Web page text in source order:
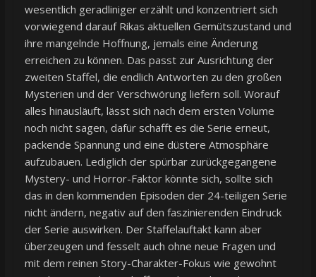
wesentlich geradliniger erzählt und konzentriert sich
vorwiegend darauf Rikas aktuellen Gemütszustand und
ihre mangelnde Hoffnung, jemals eine Änderung
erreichen zu können. Das passt zur Ausrichtung der
zweiten Staffel, die endlich Antworten zu den großen
Mysterien und der Verschwörung liefern soll. Worauf
alles hinausläuft, lässt sich nach dem ersten Volume
noch nicht sagen, dafür schafft es die Serie erneut,
packende Spannung und eine düstere Atmosphäre
aufzubauen. Lediglich der spürbar zurückgegangene
Mystery- und Horror-Faktor könnte sich, sollte sich
das in den kommenden Episoden der 24-teiligen Serie
nicht ändern, negativ auf den faszinierenden Eindruck
der Serie auswirken. Der Staffelauftakt kann aber
überzeugen und fesselt auch ohne neue Fragen und
mit dem reinen Story-Charakter-Fokus wie gewohnt